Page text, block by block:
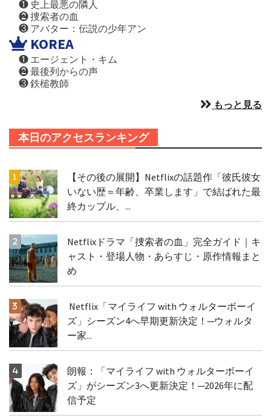
❶ 史上最悪の隣人
❷ 捜索者の血
❸ アバター：伝説の少年アン
KOREA
❶ エージェント・キム
❷ 最後列からの声
❸ 鉄槌教師
もっと見る
本日のアクセスランキング
【その後の展開】Netflixの話題作「彼氏彼女
いない歴＝年齢、卒業します」で結ばれた最
終カップル、...
Netflixドラマ「捜索者の血」完全ガイド｜キ
ャスト・登場人物・あらすじ・原作情報まと
め
Netflix「マイライフ with ウォルターボーイ
ズ」シーズン4へ早期更新決定！─ウォルタ
ー家...
朗報：「マイライフ with ウォルターボーイ
ズ」がシーズン3へ更新決定！─2026年に配
信予定